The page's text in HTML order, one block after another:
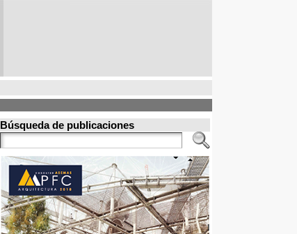
Búsqueda de publicaciones